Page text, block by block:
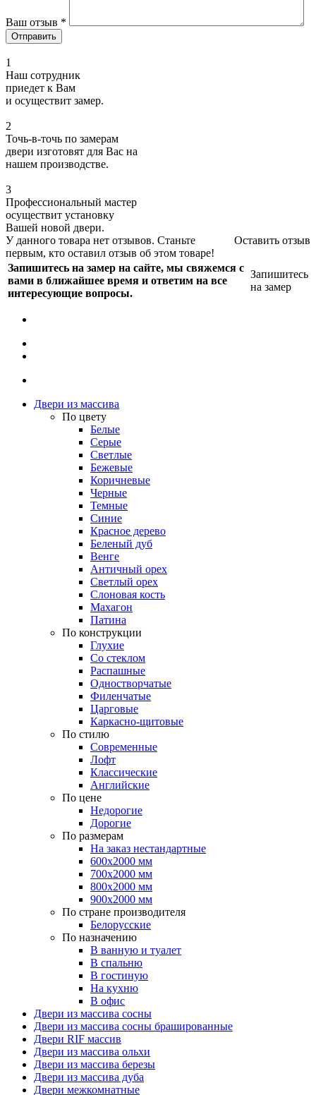
Ваш отзыв *
1
Наш сотрудник
приедет к Вам
и осуществит замер.
2
Точь-в-точь по замерам
двери изготовят для Вас на
нашем производстве.
3
Профессиональный мастер
осуществит установку
Вашей новой двери.
Оставить отзыв
У данного товара нет отзывов. Станьте
первым, кто оставил отзыв об этом товаре!
Запишитесь на замер на сайте, мы свяжемся с
вами в ближайшее время и ответим на все
интересующие вопросы.
Запишитесь
на замер
Двери из массива
По цвету
Белые
Серые
Светлые
Бежевые
Коричневые
Черные
Темные
Синие
Красное дерево
Беленый дуб
Венге
Античный орех
Светлый орех
Слоновая кость
Махагон
Патина
По конструкции
Глухие
Со стеклом
Распашные
Одностворчатые
Филенчатые
Царговые
Каркасно-щитовые
По стилю
Современные
Лофт
Классические
Английские
По цене
Недорогие
Дорогие
По размерам
На заказ нестандартные
600х2000 мм
700х2000 мм
800х2000 мм
900х2000 мм
По стране производителя
Белорусские
По назначению
В ванную и туалет
В спальню
В гостиную
На кухню
В офис
Двери из массива сосны
Двери из массива сосны брашированные
Двери RIF массив
Двери из массива ольхи
Двери из массива березы
Двери из массива дуба
Двери межкомнатные